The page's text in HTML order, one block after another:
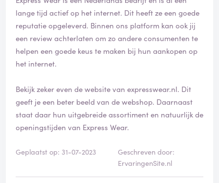
lange tijd actief op het internet. Dit heeft ze een goede
reputatie opgeleverd. Binnen ons platform kan ook jij
een review achterlaten om zo andere consumenten te
helpen een goede keus te maken bij hun aankopen op
het internet.
Bekijk zeker even de website van expresswear.nl. Dit
geeft je een beter beeld van de webshop. Daarnaast
staat daar hun uitgebreide assortiment en natuurlijk de
openingstijden van Express Wear.
Geplaatst op: 31-07-2023
Geschreven door:
ErvaringenSite.nl